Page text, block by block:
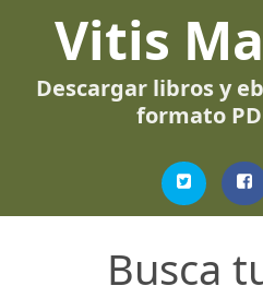
Vitis
Descargar libros y
formato
Busca